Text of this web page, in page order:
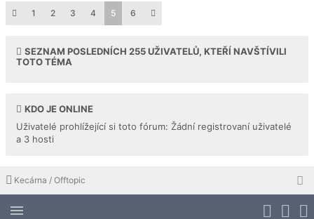
1 2 3 4 5 6
SEZNAM POSLEDNÍCH 255UŽIVATELŮ, KTEŘÍ NAVŠTÍVILI
TOTO TÉMA
KDO JE ONLINE
Uživatelé prohlížející si toto fórum: Žádní registrovaní uživatelé
a 3 hosti
Kecárna / Offtopic